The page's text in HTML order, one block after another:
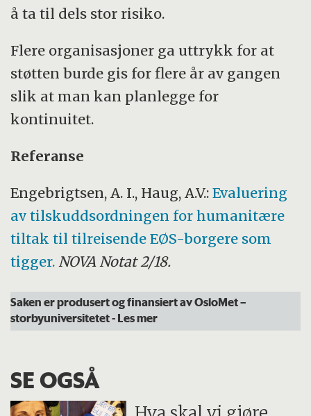
å ta til dels stor risiko.
Flere organisasjoner ga uttrykk for at
støtten burde gis for flere år av gangen
slik at man kan planlegge for
kontinuitet.
Referanse
Engebrigtsen, A. I., Haug, A.V.:Evaluering
av tilskuddsordningen for humanitære
tiltak til tilreisende EØS-borgere som
tigger. NOVA Notat 2/18.
Saken er produsert og finansiert av OsloMet –
storbyuniversitetet- Les mer
SE OGSÅ